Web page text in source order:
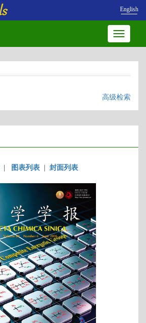
English
Toggle
高级检索
图表列表 封面列表